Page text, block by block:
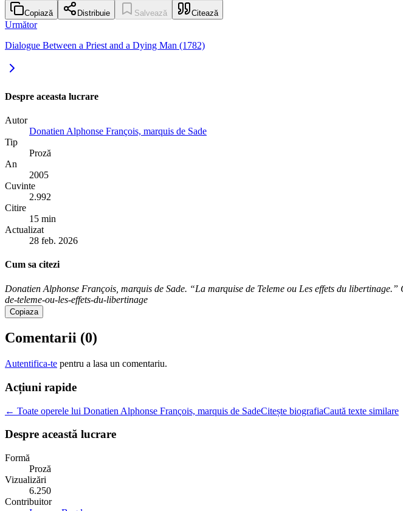
Copiază Distribuie Salvează Citează
Următor
Dialogue Between a Priest and a Dying Man (1782)
Despre aceasta lucrare
Autor
Donatien Alphonse François, marquis de Sade
Tip
Proză
An
2005
Cuvinte
2.992
Citire
15 min
Actualizat
28 feb. 2026
Cum sa citezi
Donatien Alphonse François, marquis de Sade. “La marquise de Teleme ou Les effets du
de-teleme-ou-les-effets-du-libertinage
Copiaza
Comentarii (0)
Autentifica-te pentru a lasa un comentariu.
Acțiuni rapide
← Toate operele lui Donatien Alphonse François, marquis de SadeCitește biografiaCaută texte similare
Despre această lucrare
Formă
Proză
Vizualizări
6.250
Contribuitor